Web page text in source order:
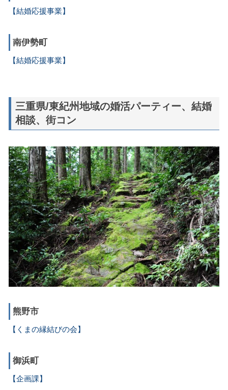
【結婚応援事業】
南伊勢町
【結婚応援事業】
三重県/東紀州地域の婚活パーティー、結婚
相談、街コン
熊野市
【くまの縁結びの会】
御浜町
【企画課】